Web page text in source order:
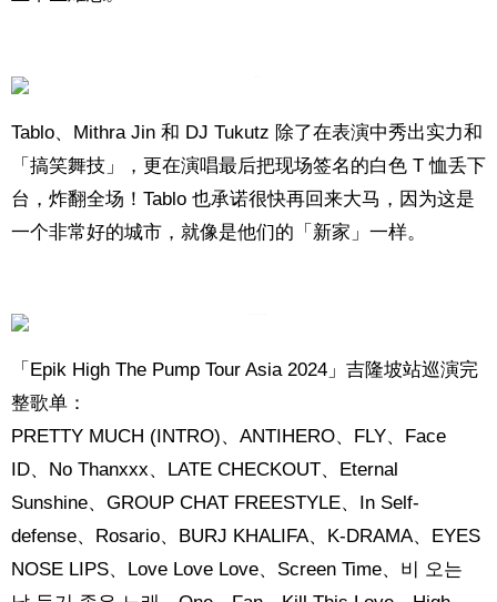
Tablo、Mithra Jin 和 DJ Tukutz 除了在表演中秀出实力和
「搞笑舞技」，更在演唱最后把现场签名的白色 T 恤丢下
台，炸翻全场！Tablo 也承诺很快再回来大马，因为这是
一个非常好的城市，就像是他们的「新家」一样。
「Epik High The Pump Tour Asia 2024」吉隆坡站巡演完
整歌单：
PRETTY MUCH (INTRO)、ANTIHERO、FLY、Face
ID、No Thanxxx、LATE CHECKOUT、Eternal
Sunshine、GROUP CHAT FREESTYLE、In Self-
defense、Rosario、BURJ KHALIFA、K-DRAMA、EYES
NOSE LIPS、Love Love Love、Screen Time、비 오는